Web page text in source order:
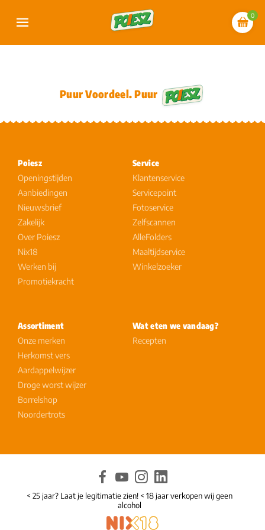
0
Puur Voordeel. Puur
Poiesz
Openingstijden
Aanbiedingen
Nieuwsbrief
Zakelijk
Over Poiesz
Nix18
Werken bij
Promotiekracht
Service
Klantenservice
Servicepoint
Fotoservice
Zelfscannen
AlleFolders
Maaltijdservice
Winkelzoeker
Assortiment
Onze merken
Herkomst vers
Aardappelwijzer
Droge worst wijzer
Borrelshop
Noordertrots
Wat eten we vandaag?
Recepten
< 25 jaar? Laat je legitimatie zien! < 18 jaar verkopen wij geen
alcohol